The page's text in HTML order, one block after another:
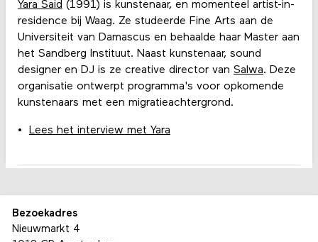
Yara Said (1991) is kunstenaar, en momenteel artist-in-
residence bij Waag. Ze studeerde Fine Arts aan de
Universiteit van Damascus en behaalde haar Master aan
het Sandberg Instituut. Naast kunstenaar, sound
designer en DJ is ze creative director van Salwa. Deze
organisatie ontwerpt programma's voor opkomende
kunstenaars met een migratieachtergrond.
Lees het interview met Yara
Bezoekadres
Nieuwmarkt 4